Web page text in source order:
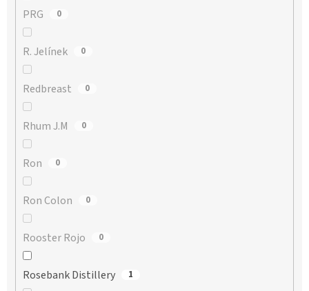
PRG 0
R. Jelínek 0
Redbreast 0
Rhum J.M 0
Ron 0
Ron Colon 0
Rooster Rojo 0
Rosebank Distillery 1